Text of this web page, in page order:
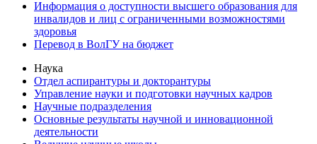
Информация о доступности высшего образования для
инвалидов и лиц с ограниченными возможностями
здоровья
Перевод в ВолГУ на бюджет
Наука
Отдел аспирантуры и докторантуры
Управление науки и подготовки научных кадров
Научные подразделения
Основные результаты научной и инновационной
деятельности